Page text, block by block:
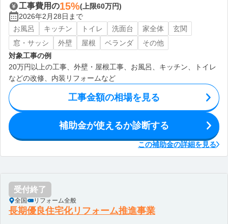
工事費用の15%(上限60万円)
2026年2月28日まで
お風呂
キッチン トイレ 洗面台 家全体
玄関
窓・サッシ
外壁 屋根 ベランダ
その他
対象工事の例
20万円以上の工事、外壁・屋根工事、お風呂、キッチン、トイレ
などの改修、内装リフォームなど
工事金額の相場を見る
補助金が使えるか診断する
この補助金の詳細を見る
受付終了
全国 リフォーム全般
長期優良住宅化リフォーム推進事業